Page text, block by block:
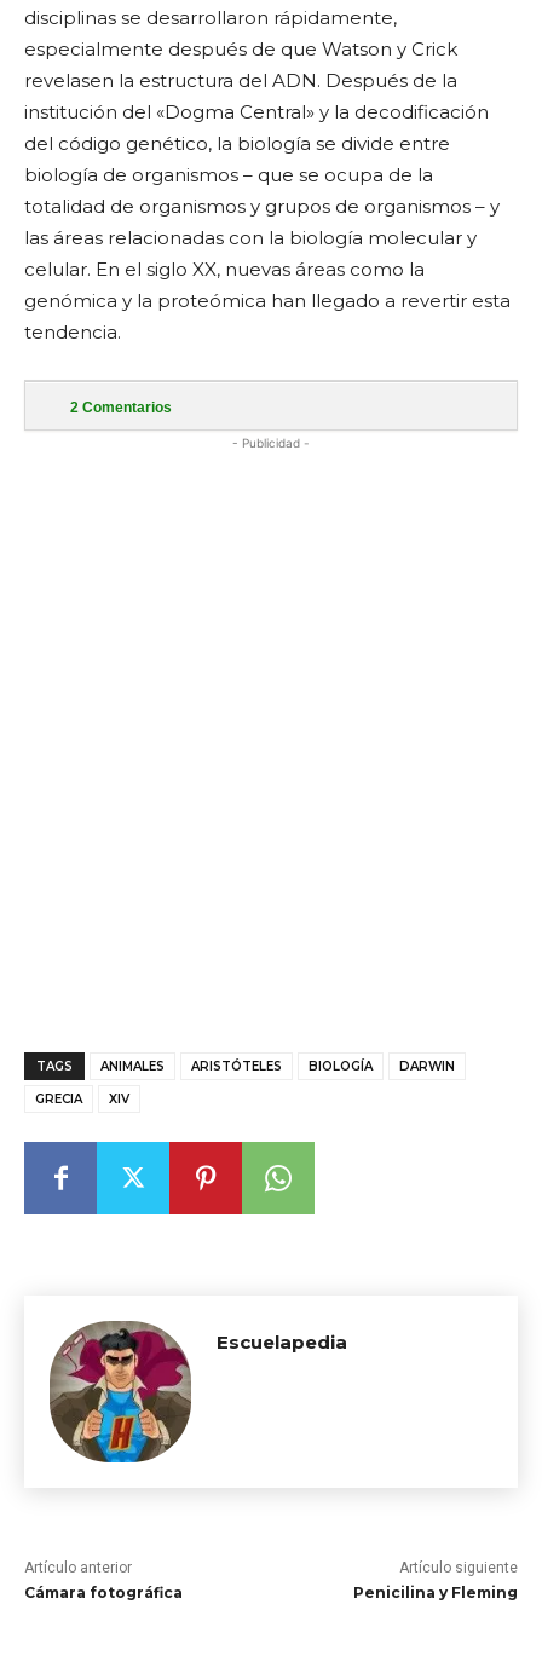
disciplinas se desarrollaron rápidamente,
especialmente después de que Watson y Crick
revelasen la estructura del ADN. Después de la
institución del «Dogma Central» y la decodificación
del código genético, la biología se divide entre
biología de organismos – que se ocupa de la
totalidad de organismos y grupos de organismos – y
las áreas relacionadas con la biología molecular y
celular. En el siglo XX, nuevas áreas como la
genómica y la proteómica han llegado a revertir esta
tendencia.
2 Comentarios
- Publicidad -
TAGS ANIMALES ARISTÓTELES BIOLOGÍA DARWIN
GRECIA XIV
Escuelapedia
Artículo anterior
Cámara fotográfica
Artículo siguiente
Penicilina y Fleming